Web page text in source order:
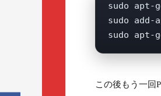
sudo
sudo
この後もう一回